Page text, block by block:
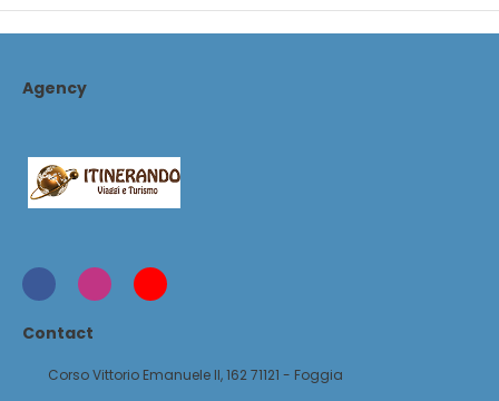
Agency
Contact
Corso Vittorio Emanuele II, 162 71121 - Foggia